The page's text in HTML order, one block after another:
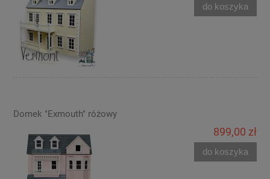
do koszyka
Domek "Exmouth" różowy
899,00 zł
do koszyka